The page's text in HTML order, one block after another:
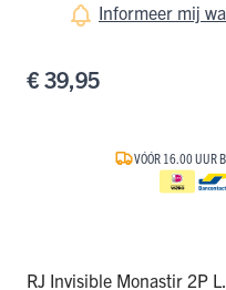
Informeer mij
€ 39,95
VÓÓR 16.00 UUR
RJ Invisible Monastir 2P